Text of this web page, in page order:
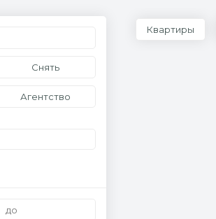
Снять
Агентство
Квартиры